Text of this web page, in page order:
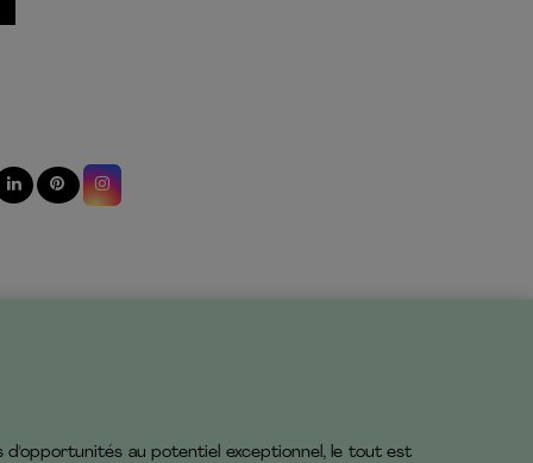
d'opportunités au potentiel exceptionnel, le tout est